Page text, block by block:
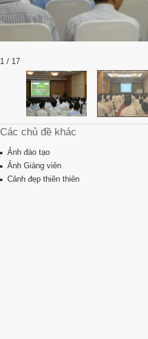
1 / 17
Các chủ đề khác
Ảnh đào tạo
Ảnh Giảng viên
Cảnh đẹp thiên thiên